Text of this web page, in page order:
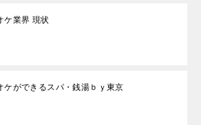
ケ業界 現状
ケができるスパ・銭湯ｂｙ東京